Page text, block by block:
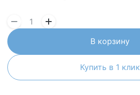
В корзину
Купить в 1 клик